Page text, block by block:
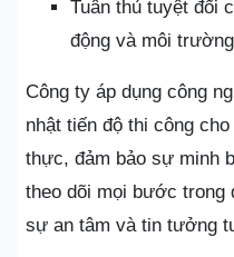
Tuân thủ tuyệt đối
động và môi trường
Công ty áp dụng công
nhật tiến độ thi công
thực, đảm bảo sự minh
theo dõi mọi bước trong
sự an tâm và tin tưởng